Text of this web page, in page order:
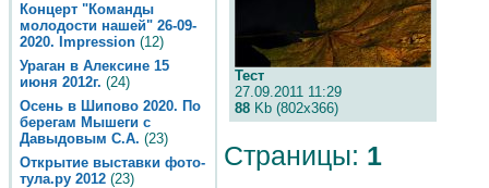
Концерт "Команды
молодости нашей" 26-09-
2020. Impression (12)
Ураган в Алексине 15
июня 2012г. (24)
Осень в Шипово 2020. По
берегам Мышеги с
Давыдовым С.А. (23)
Открытие выставки фото-
тула.ру 2012 (23)
Тест
27.09.2011 11:29
88 Kb (802x366)
Страницы: 1